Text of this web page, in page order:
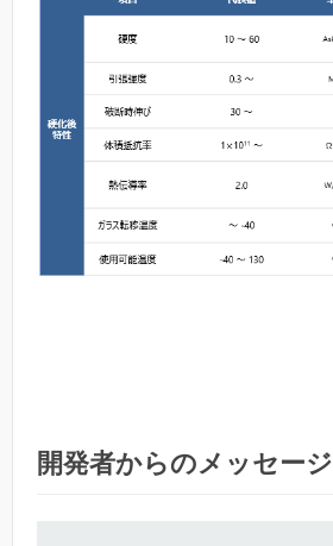
開発者からのメッセージ